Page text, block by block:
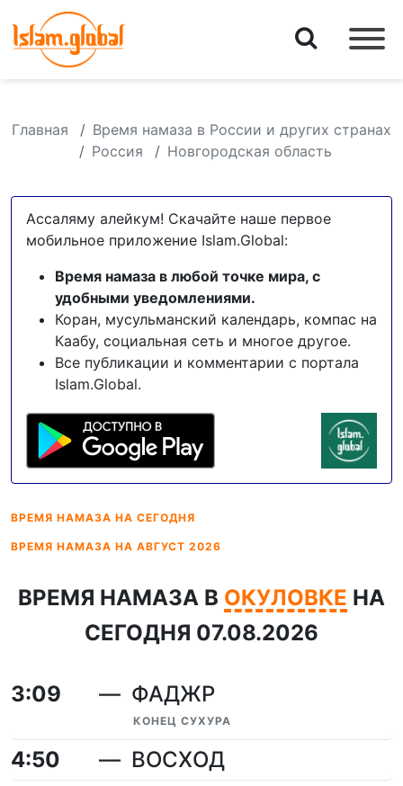
Главная
Время намаза в России и других странах
Россия
Новгородская область
Ассаляму алейкум! Скачайте наше первое
мобильное приложение Islam.Global:
Время намаза в любой точке мира, с
удобными уведомлениями.
Коран, мусульманский календарь, компас на
Каабу, социальная сеть и многое другое.
Все публикации и комментарии с портала
Islam.Global.
ВРЕМЯ НАМАЗА НА СЕГОДНЯ
ВРЕМЯ НАМАЗА НА АВГУСТ 2026
ВРЕМЯ НАМАЗА В ОКУЛОВКЕ НА
СЕГОДНЯ 07.08.2026
3:09 ФАДЖР
КОНЕЦ СУХУРА
4:50
ВОСХОД